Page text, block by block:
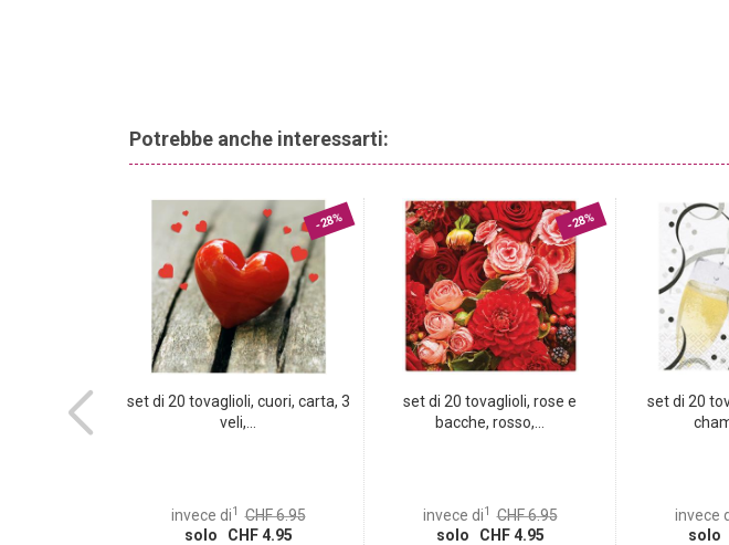
questi tovaglioli stampati sono l‘accessorio perfetto
Potrebbe anche interessarti:
Bon Appetit,
-28%
set di 20 tovaglioli, cuori, carta, 3
veli,...
invece di1 CHF 6.95
solo CHF 4.95
-28%
set di 20 tovaglioli, rose e
bacche, rosso,...
invece di1 CHF 6.95
solo CHF 4.95
set di 20
invece
solo